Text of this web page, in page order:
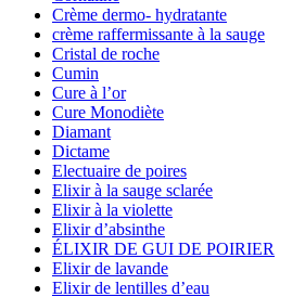
Crème dermo- hydratante
crème raffermissante à la sauge
Cristal de roche
Cumin
Cure à l’or
Cure Monodiète
Diamant
Dictame
Electuaire de poires
Elixir à la sauge sclarée
Elixir à la violette
Elixir d’absinthe
ÉLIXIR DE GUI DE POIRIER
Elixir de lavande
Elixir de lentilles d’eau